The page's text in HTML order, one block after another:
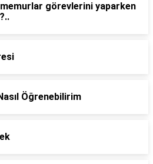
memurlar görevlerini yaparken
Öğrenebilirim